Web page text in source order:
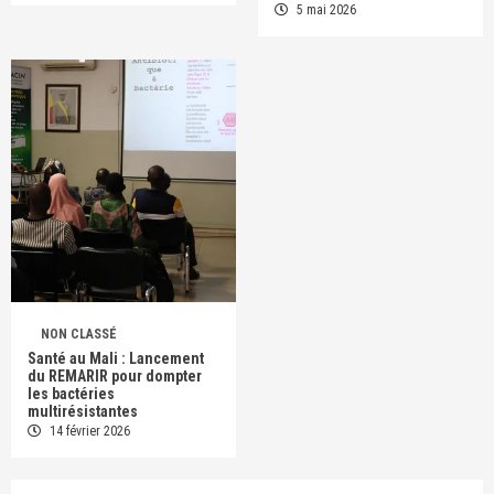
5 mai 2026
NON CLASSÉ
Santé au Mali : Lancement
du REMARIR pour dompter
les bactéries
multirésistantes
14 février 2026